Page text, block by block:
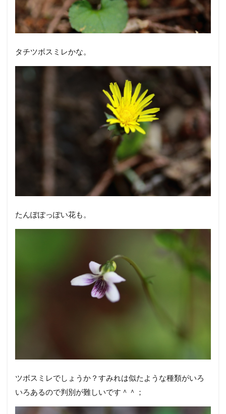
タチツボスミレかな。
たんぽぽっぽい花も。
ツボスミレでしょうか？すみれは似たような種類がいろ
いろあるので判別が難しいです＾＾；